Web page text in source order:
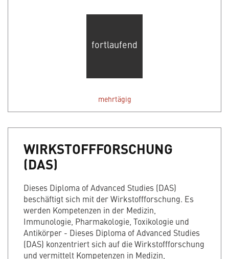
fortlaufend
mehrtägig
WIRKSTOFFFORSCHUNG
(DAS)
Dieses Diploma of Advanced Studies (DAS)
beschäftigt sich mit der Wirkstoffforschung. Es
werden Kompetenzen in der Medizin,
Immunologie, Pharmakologie, Toxikologie und
Antikörper - Dieses Diploma of Advanced Studies
(DAS) konzentriert sich auf die Wirkstoffforschung
und vermittelt Kompetenzen in Medizin,